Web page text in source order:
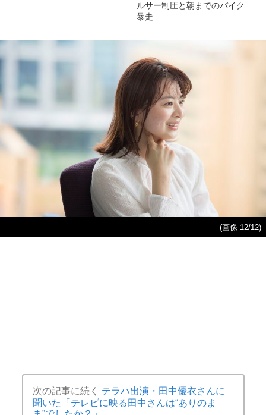
ルサー制圧と朝までのバイク
暴走
(画像 12/12)
次の記事に続く
テラハ出演・田中優衣さんに
聞いた「テレビに映る田中さんは“ありのま